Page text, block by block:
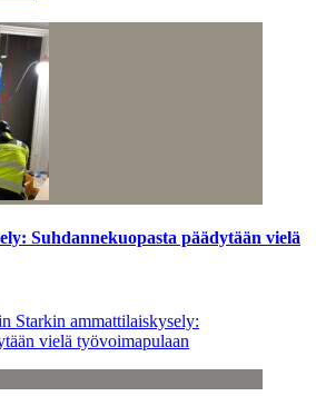
Suhdannekuopasta päädytään vielä
Starkin ammattilaiskysely:
vielä työvoimapulaan